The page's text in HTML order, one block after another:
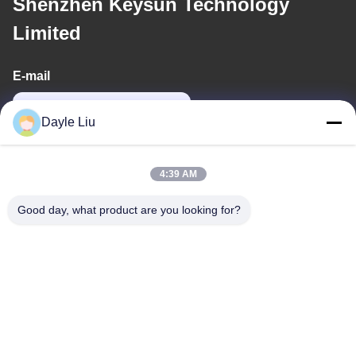
Shenzhen Keysun Technology
Limited
E-mail
Dayle Liu
4:39 AM
Good day, what product are you looking for?